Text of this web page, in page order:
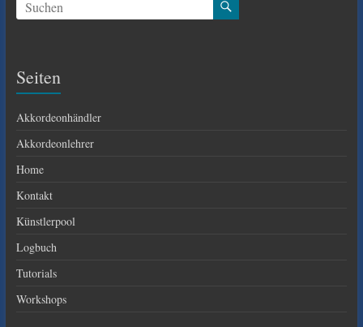
Seiten
Akkordeonhändler
Akkordeonlehrer
Home
Kontakt
Künstlerpool
Logbuch
Tutorials
Workshops